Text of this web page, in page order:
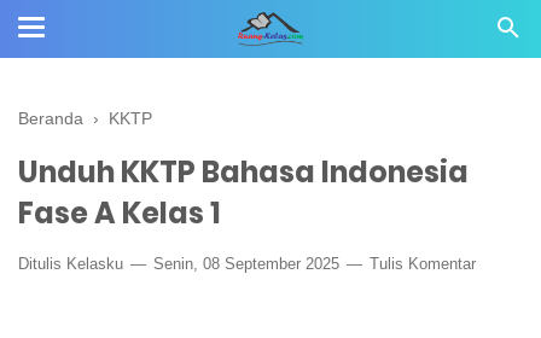
Beranda › KKTP
Unduh KKTP Bahasa Indonesia
Fase A Kelas 1
Ditulis Kelasku Senin, 08 September 2025 Tulis Komentar